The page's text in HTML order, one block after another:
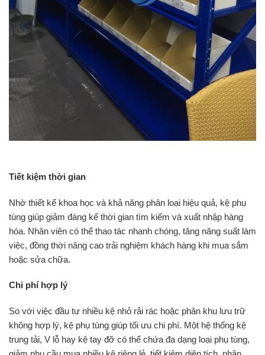
Tiết kiệm thời gian
Nhờ thiết kế khoa học và khả năng phân loại hiệu quả, kệ phụ
tùng giúp giảm đáng kể thời gian tìm kiếm và xuất nhập hàng
hóa. Nhân viên có thể thao tác nhanh chóng, tăng năng suất làm
việc, đồng thời nâng cao trải nghiệm khách hàng khi mua sắm
hoặc sửa chữa.
Chi phí hợp lý
So với việc đầu tư nhiều kệ nhỏ rải rác hoặc phân khu lưu trữ
không hợp lý, kệ phụ tùng giúp tối ưu chi phí. Một hệ thống kệ
trung tải, V lỗ hay kệ tay đỡ có thể chứa đa dạng loại phụ tùng,